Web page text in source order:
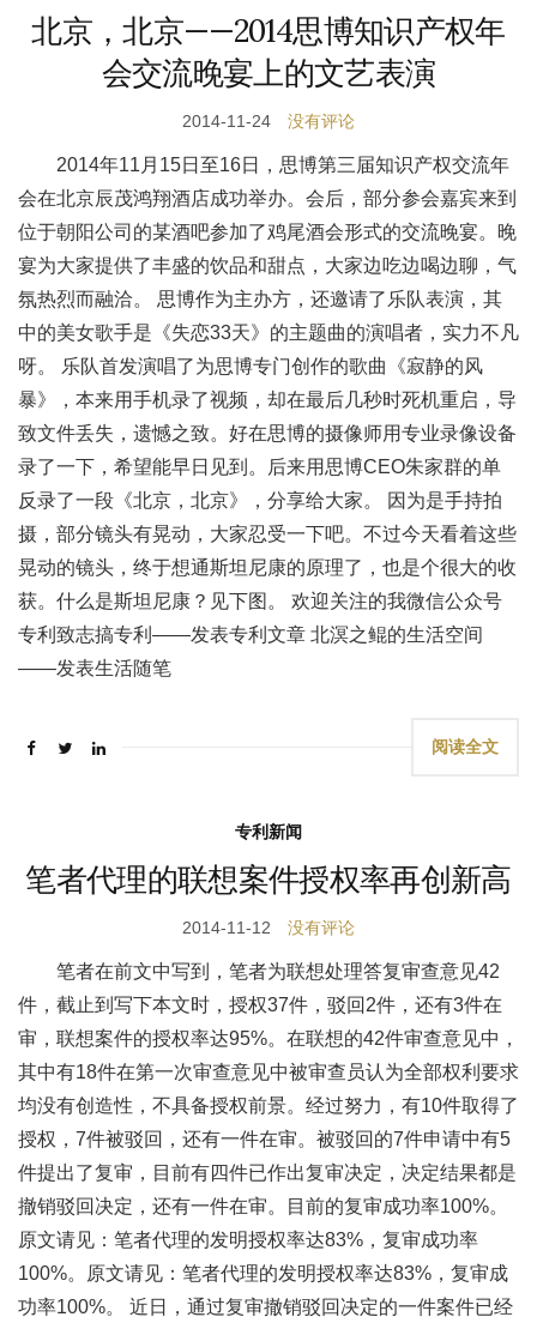
北京，北京——2014思博知识产权年
会交流晚宴上的文艺表演
2014-11-24 没有评论
2014年11月15日至16日，思博第三届知识产权交流年
会在北京辰茂鸿翔酒店成功举办。会后，部分参会嘉宾来到
位于朝阳公司的某酒吧参加了鸡尾酒会形式的交流晚宴。晚
宴为大家提供了丰盛的饮品和甜点，大家边吃边喝边聊，气
氛热烈而融洽。 思博作为主办方，还邀请了乐队表演，其
中的美女歌手是《失恋33天》的主题曲的演唱者，实力不凡
呀。 乐队首发演唱了为思博专门创作的歌曲《寂静的风
暴》，本来用手机录了视频，却在最后几秒时死机重启，导
致文件丢失，遗憾之致。好在思博的摄像师用专业录像设备
录了一下，希望能早日见到。后来用思博CEO朱家群的单
反录了一段《北京，北京》，分享给大家。 因为是手持拍
摄，部分镜头有晃动，大家忍受一下吧。不过今天看着这些
晃动的镜头，终于想通斯坦尼康的原理了，也是个很大的收
获。什么是斯坦尼康？见下图。 欢迎关注的我微信公众号
专利致志搞专利——发表专利文章 北溟之鲲的生活空间
——发表生活随笔
阅读全文
专利新闻
笔者代理的联想案件授权率再创新高
2014-11-12 没有评论
笔者在前文中写到，笔者为联想处理答复审查意见42
件，截止到写下本文时，授权37件，驳回2件，还有3件在
审，联想案件的授权率达95%。在联想的42件审查意见中，
其中有18件在第一次审查意见中被审查员认为全部权利要求
均没有创造性，不具备授权前景。经过努力，有10件取得了
授权，7件被驳回，还有一件在审。被驳回的7件申请中有5
件提出了复审，目前有四件已作出复审决定，决定结果都是
撤销驳回决定，还有一件在审。目前的复审成功率100%。
原文请见：笔者代理的发明授权率达83%，复审成功率
100%。原文请见：笔者代理的发明授权率达83%，复审成
功率100%。 近日，通过复审撤销驳回决定的一件案件已经